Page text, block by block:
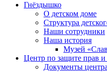
Гнёздышко
О детском доме
Структура
Наши сотрудники
Наша история
Музей
Центр по защите прав и
Документы центра